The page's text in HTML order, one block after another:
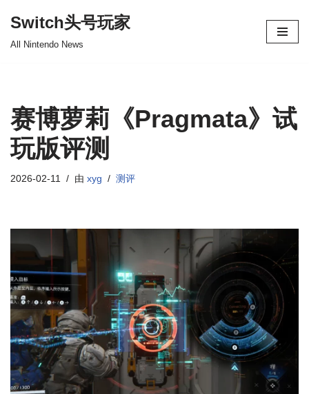
Switch头号玩家
All Nintendo News
赛博萝莉《Pragmata》试
玩版评测
2026-02-11 由 xyg 测评